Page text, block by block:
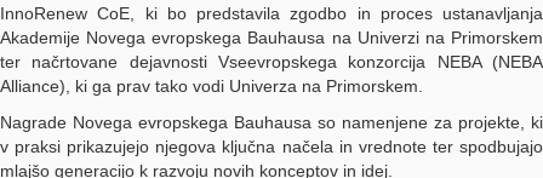
InnoRenew CoE, ki bo predstavila zgodbo in proces ustanavljanja
Akademije Novega evropskega Bauhausa na Univerzi na Primorskem
ter načrtovane dejavnosti Vseevropskega konzorcija NEBA (NEBA
Alliance), ki ga prav tako vodi Univerza na Primorskem.
Nagrade Novega evropskega Bauhausa so namenjene za projekte, ki
v praksi prikazujejo njegova ključna načela in vrednote ter spodbujajo
mlajšo generacijo k razvoju novih konceptov in idej.